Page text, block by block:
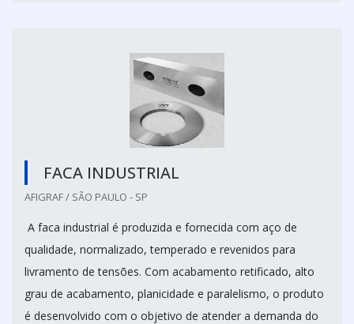
FACA INDUSTRIAL
AFIGRAF / SÃO PAULO - SP
A faca industrial é produzida e fornecida com aço de
qualidade, normalizado, temperado e revenidos para
livramento de tensões. Com acabamento retificado, alto
grau de acabamento, planicidade e paralelismo, o produto
é desenvolvido com o objetivo de atender a demanda do